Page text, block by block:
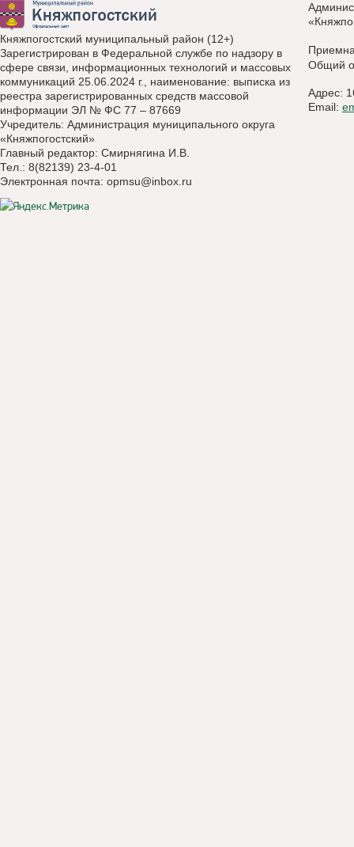
Княжпогостский муниципальный район (12+)
Зарегистрирован в Федеральной службе по надзору в
сфере связи, информационных технологий и массовых
коммуникаций 25.06.2024 г., наименование: выписка из
реестра зарегистрированных средств массовой
информации ЭЛ № ФС 77 – 87669
Учредитель: Администрация муниципального округа
«Княжпогостский»
Главный редактор: Смирнягина И.В.
Тел.: 8(82139) 23-4-01
Электронная почта: opmsu@inbox.ru
Общий
Адрес:
Email: